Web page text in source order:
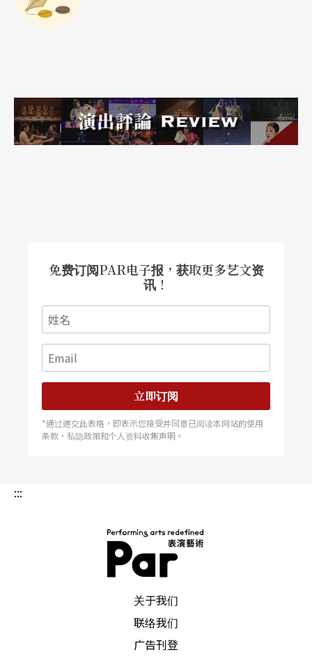
免费订阅PAR电子报，获取更多艺文资
讯！
立即订阅
*通过递交此表格，即表示您接受并同意已阅读本网站的使用
条款，私隐政策和个人资料收集声明。
:::
关于我们
联络我们
广告刊登